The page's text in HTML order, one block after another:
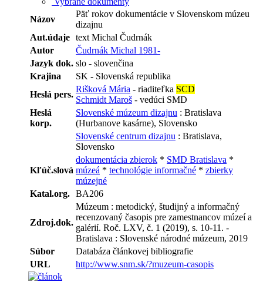
Názov
Päť rokov dokumentácie v Slovenskom múzeu
dizajnu
Aut.údaje text Michal Čudrnák
Autor
Čudrnák Michal 1981-
Jazyk dok. slo - slovenčina
Krajina
SK - Slovenská republika
Heslá pers.
Rišková Mária - riaditeľka SCD
Schmidt Maroš - vedúci SMD
Heslá
korp.
Slovenské múzeum dizajnu : Bratislava
(Hurbanove kasárne), Slovensko
Slovenské centrum dizajnu : Bratislava,
Slovensko
Kľúč.slová
dokumentácia zbierok * SMD Bratislava *
múzeá * technológie informačné * zbierky
múzejné
Katal.org. BA206
Zdroj.dok.
Múzeum : metodický, študijný a informačný
recenzovaný časopis pre zamestnancov múzeí a
galérií. Roč. LXV, č. 1 (2019), s. 10-11. -
Bratislava : Slovenské národné múzeum, 2019
Súbor
Databáza článkovej bibliografie
URL
http://www.snm.sk/?muzeum-casopis